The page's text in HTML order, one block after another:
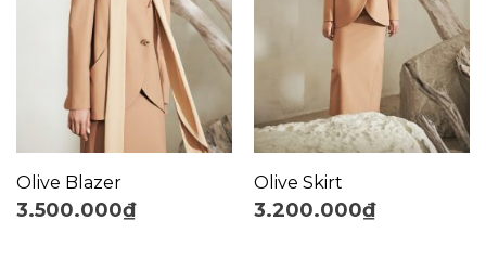
Olive Blazer
3.500.000₫
Olive Skirt
3.200.000₫